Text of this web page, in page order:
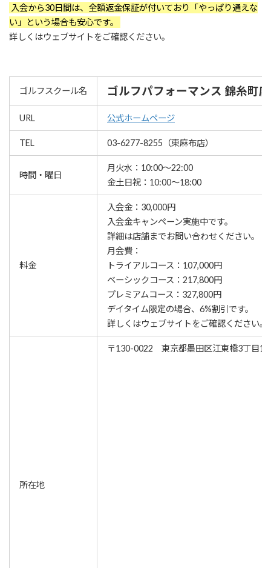
入会から30日間は、全額返金保証が付いており「やっぱり通えな
い」という場合も安心です。
詳しくはウェブサイトをご確認ください。
ゴルフスクール名 ゴルフパフォーマンス 錦糸町店
URL 公式ホームページ
TEL 03-6277-8255（東麻布店）
時間・曜日
月火水：10:00～22:00
金土日祝：10:00～18:00
料金
入会金：30,000円
⼊会⾦キャンペーン実施中です。
詳細は店舗までお問い合わせください。
月会費：
トライアルコース：107,000円
ベーシックコース：217,800円
プレミアムコース：327,800円
デイタイム限定の場合、6%割引です。
詳しくはウェブサイトをご確認ください。
所在地
〒130-0022 東京都墨田区江東橋3丁目